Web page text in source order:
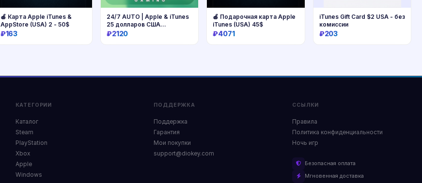
🍎 Карта Apple iTunes &
AppStore (USA) 2 - 50$
₽163
24/7 AUTO | Apple & iTunes
25 долларов США
(подарочная карта)
₽2120
🍎 Подарочная карта Apple
iTunes (USA) 45$
₽4071
iTunes Gift Card $2 USA - без
комиссии
₽203
КАТЕГОРИИ
Каталог
Steam
PlayStation
Xbox
Apple
Windows
ПОДДЕРЖКА
Поддержка
Гарантия
Мои покупки
support@diokey.com
ССЫЛКИ
Правила
Политика конфиденциальности
Ночь игр
Безопасная оплата
Мгновенная доставка